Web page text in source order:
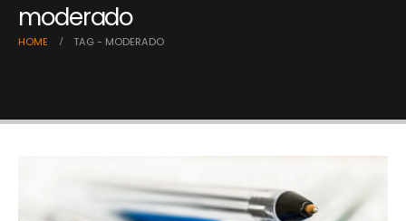
moderado
HOME TAG - MODERADO